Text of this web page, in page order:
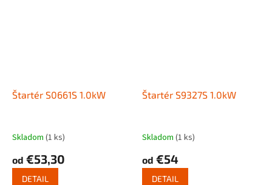
Štartér S0661S 1.0kW
Skladom (1 ks)
od €53,30
DETAIL
Štartér S9327S 1.0kW
Skladom (1 ks)
od €54
DETAIL